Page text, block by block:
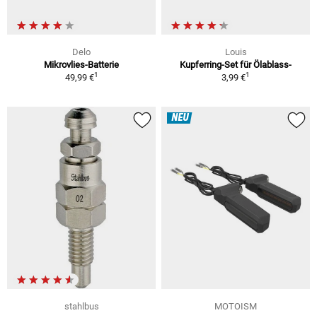
Delo
Mikrovlies-Batterie
49,99 €1
Louis
Kupferring-Set für Ölablass-
3,99 €1
stahlbus
NEU
MOTOISM